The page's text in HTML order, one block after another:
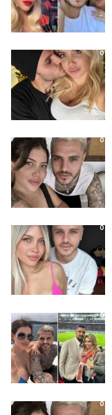
0
0
0
0
0